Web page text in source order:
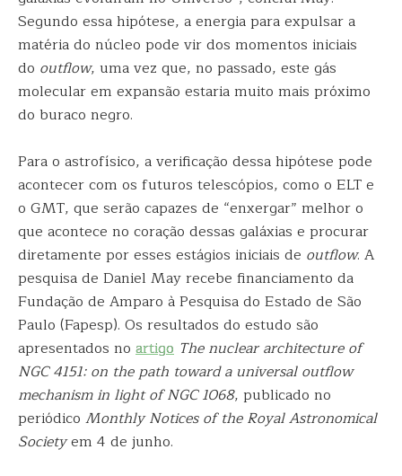
Segundo essa hipótese, a energia para expulsar a
matéria do núcleo pode vir dos momentos iniciais
do outflow, uma vez que, no passado, este gás
molecular em expansão estaria muito mais próximo
do buraco negro.
Para o astrofísico, a verificação dessa hipótese pode
acontecer com os futuros telescópios, como o ELT e
o GMT, que serão capazes de “enxergar” melhor o
que acontece no coração dessas galáxias e procurar
diretamente por esses estágios iniciais de outflow. A
pesquisa de Daniel May recebe financiamento da
Fundação de Amparo à Pesquisa do Estado de São
Paulo (Fapesp). Os resultados do estudo são
apresentados no artigo The nuclear architecture of
NGC 4151: on the path toward a universal outflow
mechanism in light of NGC 1068, publicado no
periódico Monthly Notices of the Royal Astronomical
Societyem 4 de junho.